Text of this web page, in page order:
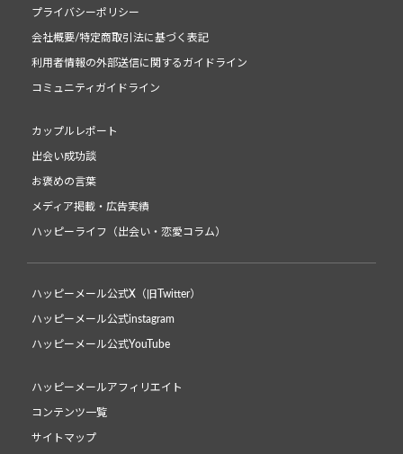
プライバシーポリシー
会社概要/特定商取引法に基づく表記
利用者情報の外部送信に関するガイドライン
コミュニティガイドライン
カップルレポート
出会い成功談
お褒めの言葉
メディア掲載・広告実績
ハッピーライフ（出会い・恋愛コラム）
ハッピーメール公式X（旧Twitter）
ハッピーメール公式instagram
ハッピーメール公式YouTube
ハッピーメールアフィリエイト
コンテンツ一覧
サイトマップ